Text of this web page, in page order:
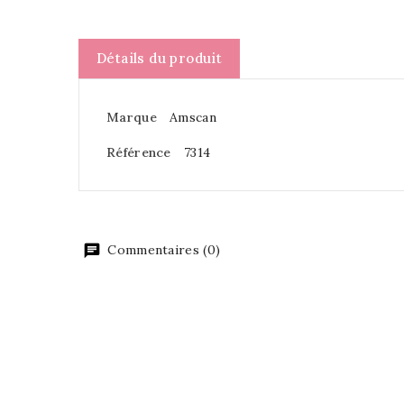
Détails du produit
Marque Amscan
Référence 7314
Commentaires (0)